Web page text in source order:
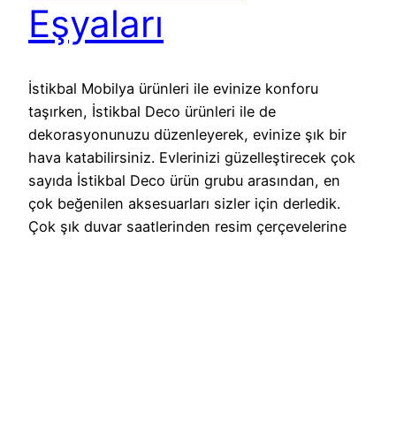
Eşyaları
İstikbal Mobilya ürünleri ile evinize konforu
taşırken, İstikbal Deco ürünleri ile de
dekorasyonunuzu düzenleyerek, evinize şık bir
hava katabilirsiniz. Evlerinizi güzelleştirecek çok
sayıda İstikbal Deco ürün grubu arasından, en
çok beğenilen aksesuarları sizler için derledik.
Çok şık duvar saatlerinden resim çerçevelerine